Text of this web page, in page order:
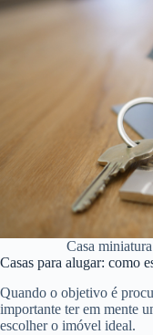
Casa
Casas para alugar: como
Quando o objetivo é
importante ter em mente
escolher o imóvel ideal.